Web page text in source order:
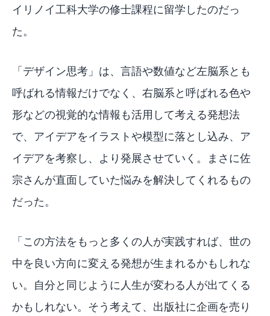
イリノイ工科大学の修士課程に留学したのだっ
た。
「デザイン思考」は、言語や数値など左脳系とも
呼ばれる情報だけでなく、右脳系と呼ばれる色や
形などの視覚的な情報も活用して考える発想法
で、アイデアをイラストや模型に落とし込み、ア
イデアを考察し、より発展させていく。まさに佐
宗さんが直面していた悩みを解決してくれるもの
だった。
「この方法をもっと多くの人が実践すれば、世の
中を良い方向に変える発想が生まれるかもしれな
い。自分と同じように人生が変わる人が出てくる
かもしれない。そう考えて、出版社に企画を売り